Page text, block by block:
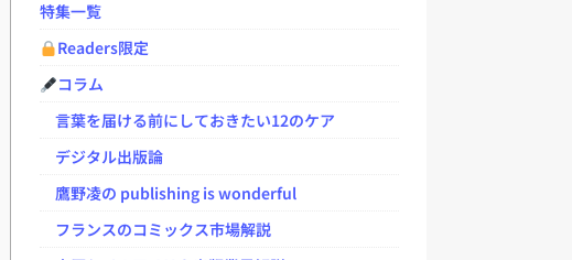
特集一覧
Readers限定
コラム
言葉を届ける前にしておきたい12のケア
デジタル出版論
鷹野凌の publishing is wonderful
フランスのコミックス市場解説